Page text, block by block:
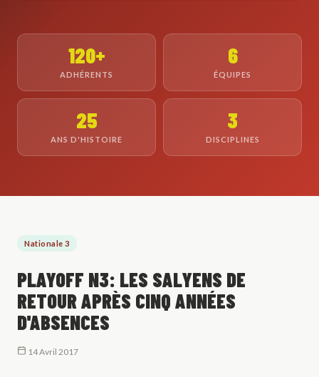
120+
ADHÉRENTS
6
ÉQUIPES
25
ANS D'HISTOIRE
3
DISCIPLINES
Nationale 3
PLAYOFF N3: LES SALYENS DE
RETOUR APRÈS CINQ ANNÉES
D'ABSENCES
14 Avril 2017